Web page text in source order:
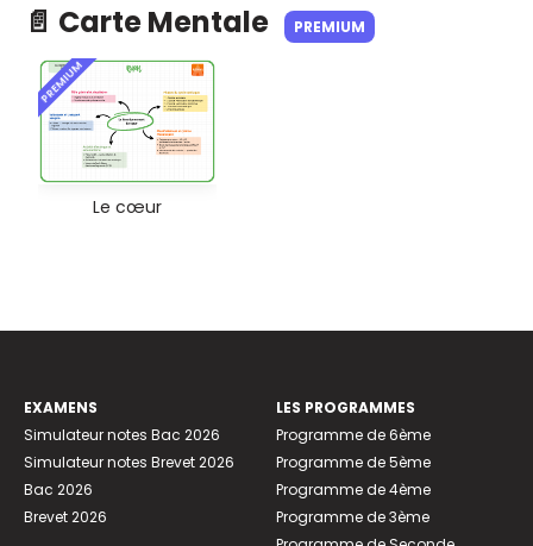
📄 Carte Mentale PREMIUM
PREMIUM
Le cœur
EXAMENS
Simulateur notes Bac 2026
Simulateur notes Brevet 2026
Bac 2026
Brevet 2026
LES PROGRAMMES
Programme de 6ème
Programme de 5ème
Programme de 4ème
Programme de 3ème